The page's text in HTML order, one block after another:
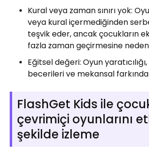
Kural veya zaman sınırı yok:
veya kural içermediğinden
teşvik eder, ancak çocukların
fazla zaman geçirmesine
Eğitsel değeri: Oyun
becerileri ve mekansal
FlashGet Kids ile
çevrimiçi oyunlarını
şekilde izleme